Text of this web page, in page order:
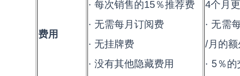
费用
· 每次销售的15％推荐费
· 无需每月订阅费
· 无挂牌费
· 没有其他隐藏费用
4个月
· 无需
/月的额
· 5 ％